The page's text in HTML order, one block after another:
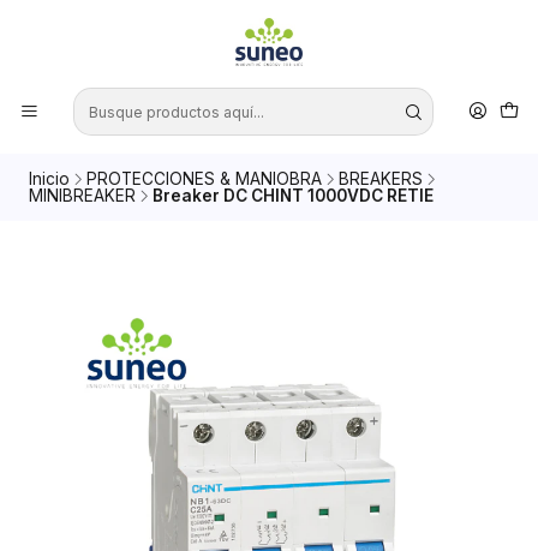
Inicio PROTECCIONES & MANIOBRA
BREAKERS
MINIBREAKER
Breaker DC CHINT 1000VDC RETIE